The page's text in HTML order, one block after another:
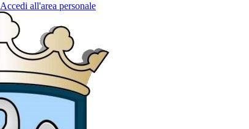
Accedi all'area personale